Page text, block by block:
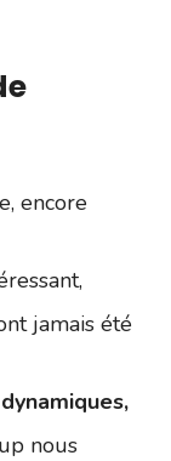
encore
jamais été
dynamiques,
nous